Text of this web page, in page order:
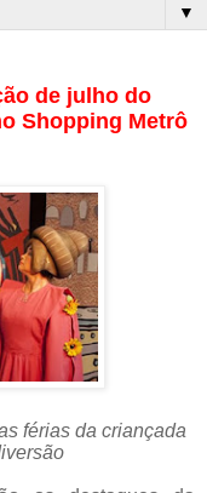
▼
de julho do
Shopping Metrô
férias da criançada